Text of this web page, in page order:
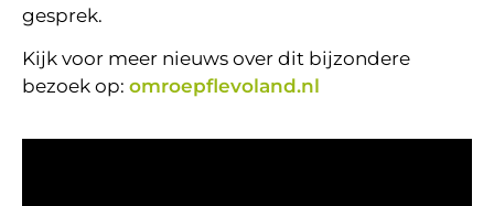
gesprek.
Kijk voor meer nieuws over dit bijzondere
bezoek op: omroepflevoland.nl